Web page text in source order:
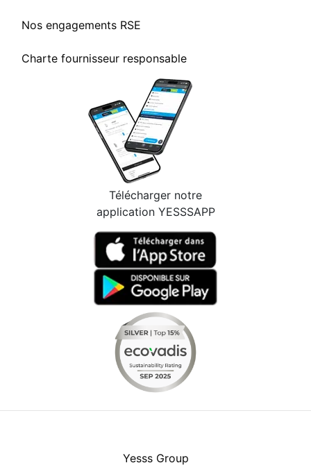
Nos engagements RSE
Charte fournisseur responsable
Télécharger notre
application YESSSAPP
Yesss Group